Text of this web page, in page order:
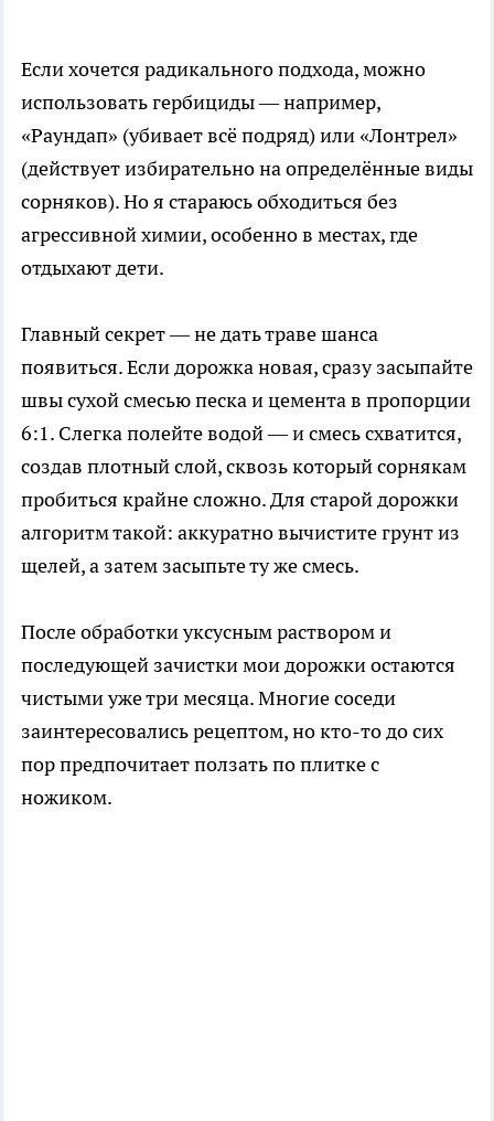
Если хочется радикального подхода, можно
использовать гербициды — например,
«Раундап» (убивает всё подряд) или «Лонтрел»
(действует избирательно на определённые виды
сорняков). Но я стараюсь обходиться без
агрессивной химии, особенно в местах, где
отдыхают дети.
Главный секрет — не дать траве шанса
появиться. Если дорожка новая, сразу засыпайте
швы сухой смесью песка и цемента в пропорции
6:1. Слегка полейте водой — и смесь схватится,
создав плотный слой, сквозь который сорнякам
пробиться крайне сложно. Для старой дорожки
алгоритм такой: аккуратно вычистите грунт из
щелей, а затем засыпьте ту же смесь.
После обработки уксусным раствором и
последующей зачистки мои дорожки остаются
чистыми уже три месяца. Многие соседи
заинтересовались рецептом, но кто-то до сих
пор предпочитает ползать по плитке с
ножиком.